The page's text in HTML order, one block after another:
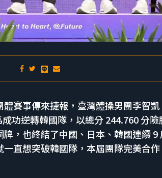
賽事傳來捷報，臺灣體操男團李智
功逆轉韓國隊，以總分 244.760 分
，也終結了中國、日本、韓國連續 9
直想突破韓國隊，本屆團隊完美合